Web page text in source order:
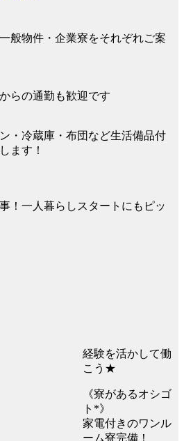
般物件・企業寮をそれぞれご案
らの通勤も歓迎です
・冷蔵庫・布団など生活備品付
ます！
！一人暮らしスタートにもピッ
経験を活かして働
こう★
《寮があるオシゴ
ト*》
家電付きのワンル
ーム寮完備！